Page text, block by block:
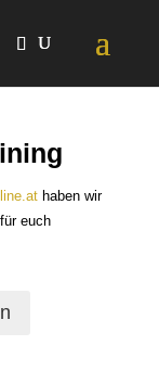
haben wir
euch